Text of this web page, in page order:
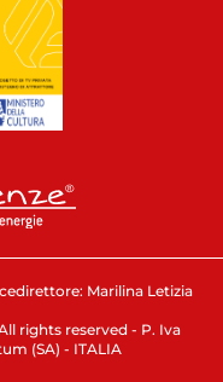
Marilina Letizia
rights reserved - P. Iva
(SA) - ITALIA